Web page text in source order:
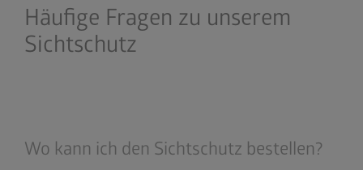
Häufige Fragen zu unserem
Sichtschutz
Wo kann ich den Sichtschutz bestellen?